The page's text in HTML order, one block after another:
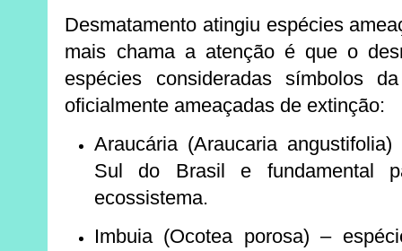
Desmatamento atingiu espécies
mais chama a atenção é que o
espécies consideradas símbolos
oficialmente ameaçadas de extinção:
Araucária (Araucaria angustifolia)
Sul do Brasil e fundamental
ecossistema.
Imbuia (Ocotea porosa) –